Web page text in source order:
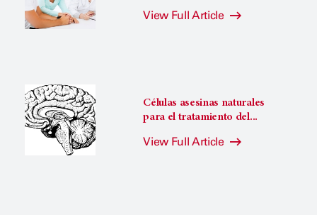
View Full Article
Células asesinas naturales
para el tratamiento del...
View Full Article